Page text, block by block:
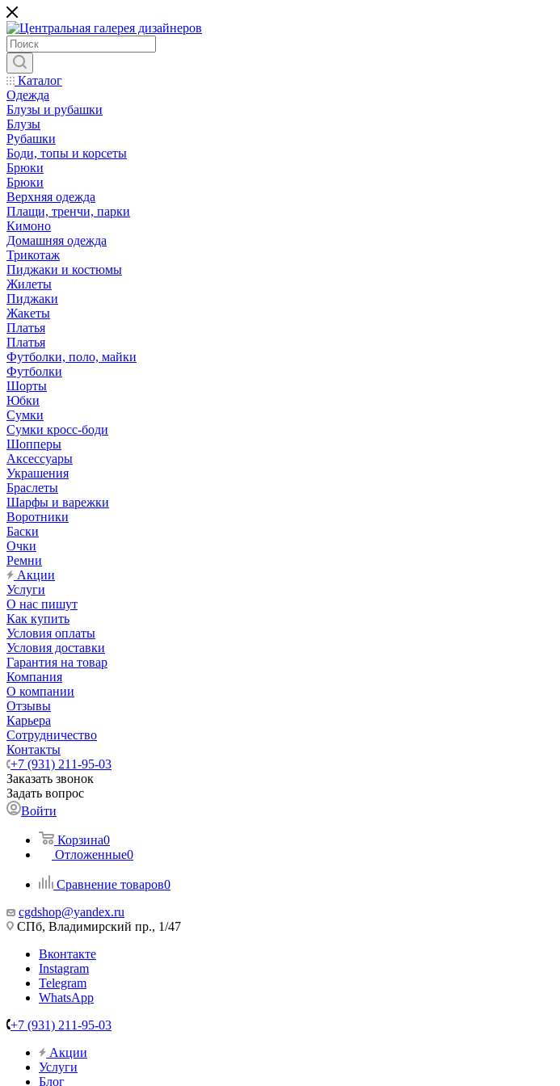
Каталог
Одежда
Блузы и рубашки
Блузы
Рубашки
Боди, топы и корсеты
Брюки
Брюки
Верхняя одежда
Плащи, тренчи, парки
Кимоно
Домашняя одежда
Трикотаж
Пиджаки и костюмы
Жилеты
Пиджаки
Жакеты
Платья
Платья
Футболки, поло, майки
Футболки
Шорты
Юбки
Сумки
Сумки кросс-боди
Шопперы
Аксессуары
Украшения
Браслеты
Шарфы и варежки
Воротники
Баски
Очки
Ремни
Акции
Услуги
О нас пишут
Как купить
Условия оплаты
Условия доставки
Гарантия на товар
Компания
О компании
Отзывы
Карьера
Сотрудничество
Контакты
+7 (931) 211-95-03
Заказать звонок
Задать вопрос
Войти
Корзина0
Отложенные0
Сравнение товаров0
cgdshop@yandex.ru
СПб, Владимирский пр., 1/47
Вконтакте
Instagram
Telegram
WhatsApp
+7 (931) 211-95-03
Акции
Услуги
Блог